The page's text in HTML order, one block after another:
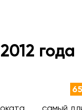
года
самый